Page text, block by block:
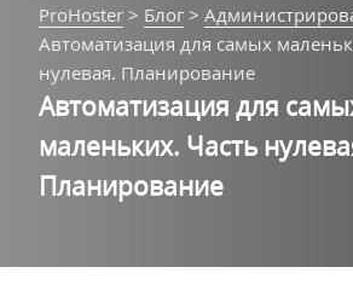
ProHoster > Блог >
Автоматизация для самых
нулевая. Планирование
Автоматизация для
маленьких. Часть
Планирование